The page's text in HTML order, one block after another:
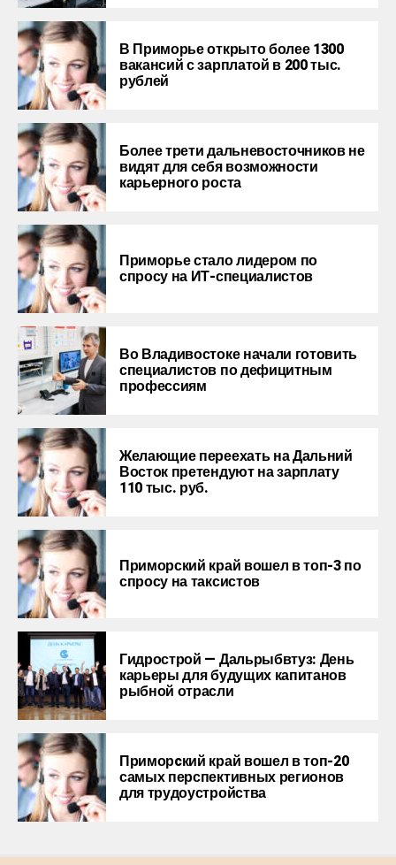
В Приморье открыто более 1300
вакансий с зарплатой в 200 тыс.
рублей
Более трети дальневосточников не
видят для себя возможности
карьерного роста
Приморье стало лидером по
спросу на ИТ-специалистов
Во Владивостоке начали готовить
специалистов по дефицитным
профессиям
Желающие переехать на Дальний
Восток претендуют на зарплату
110 тыс. руб.
Приморский край вошел в топ-3 по
спросу на таксистов
Гидрострой — Дальрыбвтуз: День
карьеры для будущих капитанов
рыбной отрасли
Приморcкий край вошел в топ-20
самых перспективных регионов
для трудоустройства